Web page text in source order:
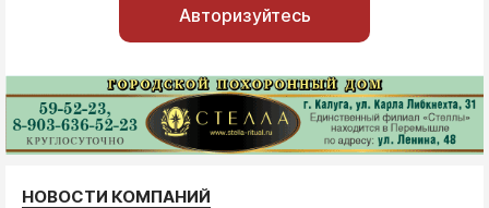
Авторизуйтесь
НОВОСТИ КОМПАНИЙ